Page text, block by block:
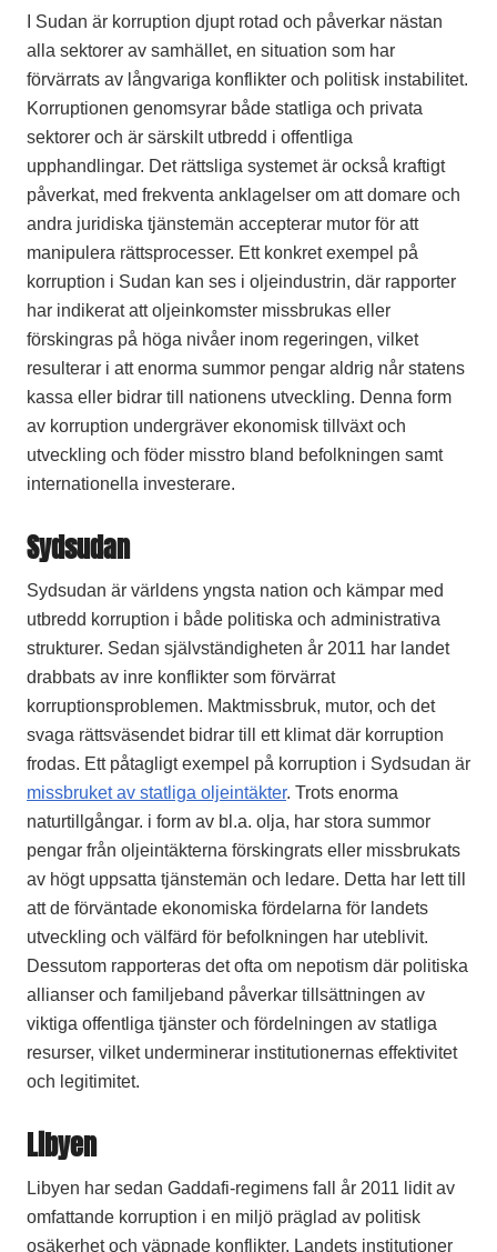
I Sudan är korruption djupt rotad och påverkar nästan
alla sektorer av samhället, en situation som har
förvärrats av långvariga konflikter och politisk instabilitet.
Korruptionen genomsyrar både statliga och privata
sektorer och är särskilt utbredd i offentliga
upphandlingar. Det rättsliga systemet är också kraftigt
påverkat, med frekventa anklagelser om att domare och
andra juridiska tjänstemän accepterar mutor för att
manipulera rättsprocesser. Ett konkret exempel på
korruption i Sudan kan ses i oljeindustrin, där rapporter
har indikerat att oljeinkomster missbrukas eller
förskingras på höga nivåer inom regeringen, vilket
resulterar i att enorma summor pengar aldrig når statens
kassa eller bidrar till nationens utveckling. Denna form
av korruption undergräver ekonomisk tillväxt och
utveckling och föder misstro bland befolkningen samt
internationella investerare.
Sydsudan
Sydsudan är världens yngsta nation och kämpar med
utbredd korruption i både politiska och administrativa
strukturer. Sedan självständigheten år 2011 har landet
drabbats av inre konflikter som förvärrat
korruptionsproblemen. Maktmissbruk, mutor, och det
svaga rättsväsendet bidrar till ett klimat där korruption
frodas. Ett påtagligt exempel på korruption i Sydsudan är
missbruket av statliga oljeintäkter. Trots enorma
naturtillgångar. i form av bl.a. olja, har stora summor
pengar från oljeintäkterna förskingrats eller missbrukats
av högt uppsatta tjänstemän och ledare. Detta har lett till
att de förväntade ekonomiska fördelarna för landets
utveckling och välfärd för befolkningen har uteblivit.
Dessutom rapporteras det ofta om nepotism där politiska
allianser och familjeband påverkar tillsättningen av
viktiga offentliga tjänster och fördelningen av statliga
resurser, vilket underminerar institutionernas effektivitet
och legitimitet.
Libyen
Libyen har sedan Gaddafi-regimens fall år 2011 lidit av
omfattande korruption i en miljö präglad av politisk
osäkerhet och väpnade konflikter. Landets institutioner